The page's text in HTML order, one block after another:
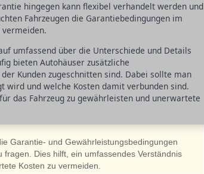
hingegen kann flexibel verhandelt werden und
Fahrzeugen die Garantiebedingungen im
umfassend über die Unterschiede und Details
bieten Autohäuser zusätzliche
Kunden zugeschnitten sind. Dabei sollte man
wird und welche Kosten damit verbunden sind.
das Fahrzeug zu gewährleisten und unerwartete
Garantie- und Gewährleistungsbedingungen
Dies hilft, ein umfassendes Verständnis
Kosten zu vermeiden.